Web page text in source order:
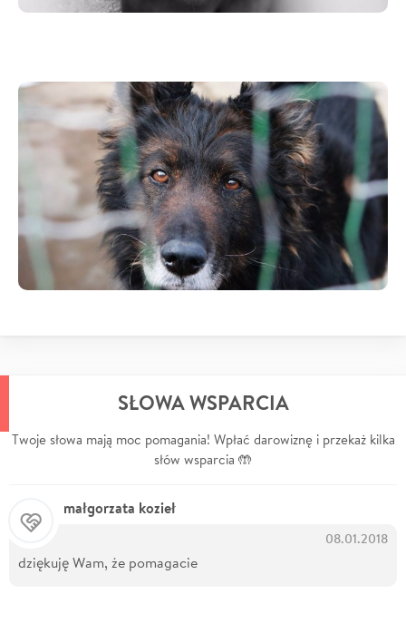
SŁOWA WSPARCIA
Twoje słowa mają moc pomagania! Wpłać darowiznę i przekaż kilka
słów wsparcia 🤲
małgorzata kozieł
08.01.2018
dziękuję Wam, że pomagacie